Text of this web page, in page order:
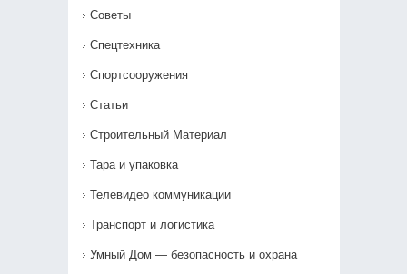
Советы
Спецтехника
Спортсооружения
Статьи
Строительный Материал
Тара и упаковка
Телевидео коммуникации
Транспорт и логистика
Умный Дом — безопасность и охрана